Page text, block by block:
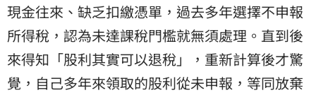
現金往來、缺乏扣繳憑單，過去多年選擇不申報
所得稅，認為未達課稅門檻就無須處理。直到後
來得知「股利其實可以退稅」，重新計算後才驚
覺，自己多年來領取的股利從未申報，等同放棄